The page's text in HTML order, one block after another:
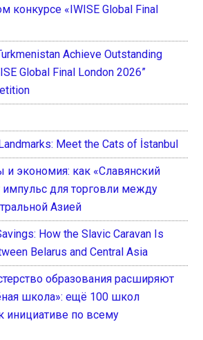
конкурсе «IWISE Global Final
Achieve Outstanding
Global Final London 2026”
Meet the Cats of İstanbul
и экономия: как «Славянский
импульс для торговли между
Азией
How the Slavic Caravan Is
Belarus and Central Asia
образования расширяют
школа»: ещё 100 школ
инициативе по всему